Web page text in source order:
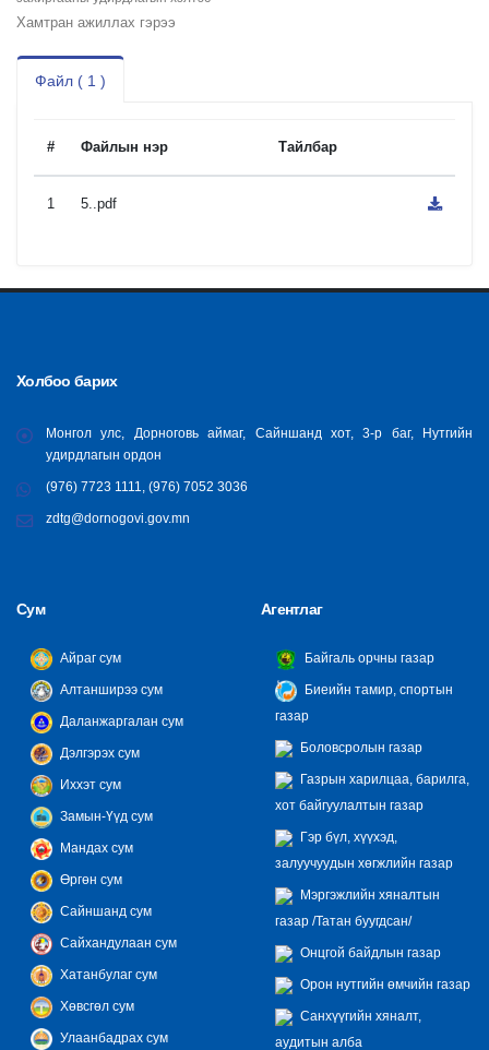
Хамтран ажиллах гэрээ
Файл ( 1 )
# Файлын нэр Тайлбар
1 5..pdf
Холбоо барих
Монгол улс, Дорноговь аймаг, Сайншанд хот, 3-р баг, Нутгийн
удирдлагын ордон
(976) 7723 1111, (976) 7052 3036
zdtg@dornogovi.gov.mn
Сум
Айраг сум
Алтанширээ сум
Даланжаргалан сум
Дэлгэрэх сум
Иххэт сум
Замын-Үүд сум
Мандах сум
Өргөн сум
Сайншанд сум
Сайхандулаан сум
Хатанбулаг сум
Хөвсгөл сум
Улаанбадрах сум
Агентлаг
Байгаль орчны газар
Биеийн тамир, спортын
газар
Боловсролын газар
Газрын харилцаа, барилга,
хот байгуулалтын газар
Гэр бүл, хүүхэд,
залуучуудын хөгжлийн газар
Мэргэжлийн хяналтын
газар /Татан буугдсан/
Онцгой байдлын газар
Орон нутгийн өмчийн газар
Санхүүгийн хяналт,
аудитын алба